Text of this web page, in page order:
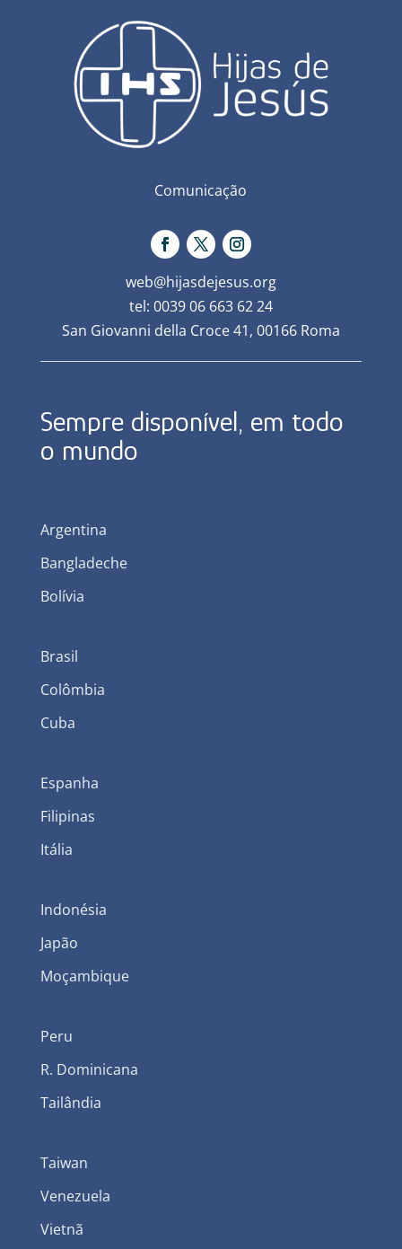
Comunicação
web@hijasdejesus.org
tel: 0039 06 663 62 24
San Giovanni della Croce 41, 00166 Roma
Sempre disponível, em todo
o mundo
Argentina
Bangladeche
Bolívia
Brasil
Colômbia
Cuba
Espanha
Filipinas
Itália
Indonésia
Japão
Moçambique
Peru
R. Dominicana
Tailândia
Taiwan
Venezuela
Vietnã